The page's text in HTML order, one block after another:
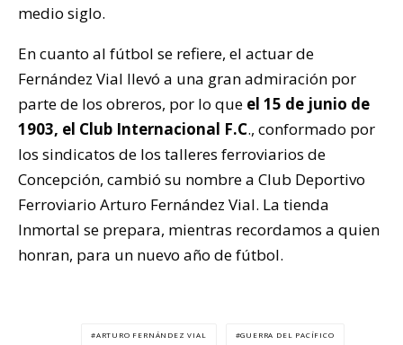
medio siglo.
En cuanto al fútbol se refiere, el actuar de
Fernández Vial llevó a una gran admiración por
parte de los obreros, por lo que el 15 de junio de
1903, el Club Internacional F.C., conformado por
los sindicatos de los talleres ferroviarios de
Concepción, cambió su nombre a Club Deportivo
Ferroviario Arturo Fernández Vial. La tienda
Inmortal se prepara, mientras recordamos a quien
honran, para un nuevo año de fútbol.
ARTURO FERNÁNDEZ VIAL GUERRA DEL PACÍFICO